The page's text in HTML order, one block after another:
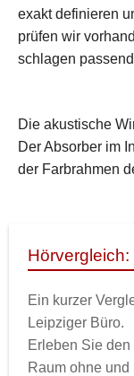
exakt definieren
prüfen wir
schlagen
Die akustische
Der Absorber im
der Farbrahmen
Hörvergleich:
Ein kurzer
Leipziger Büro.
Erleben Sie
Raum ohne